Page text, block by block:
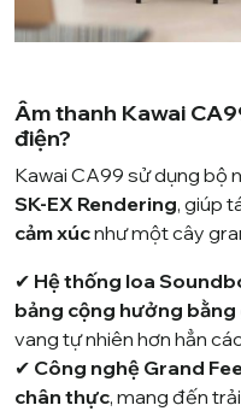
Âm thanh Kawai
điện?
Kawai CA99 sử dụng bộ
SK-EX Rendering, giúp
cảm xúcnhư một cây
✔ Hệ thống loa
bảng cộng hưởng bằng
vang tự nhiên hơn hẳn
✔ Công nghệ Grand
chân thực, mang đến